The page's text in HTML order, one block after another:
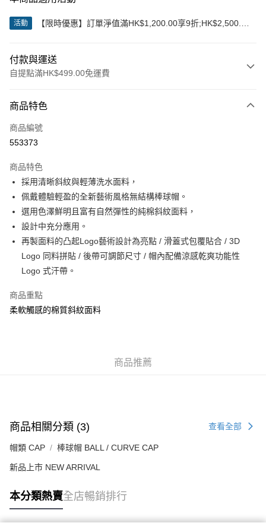
活動
【限時優惠】訂單淨值滿HK$1,200.00享9折;HK$2,500.00
付款與運送
自提點滿HK$499.00免運費
信用卡
Apple Pay
AlipayHK
WeChat Pay
送貨方式
每筆HK$50.00，滿HK$499.00或以上免運費
商品特色
商品編號
553373
商品特色
採用清晰斜紋與輕薄洗水面料，
佩戴體驗輕盈的全新藝術風格無結構棒球帽。
選用色澤鮮明且富有自然彈性的純棉斜紋面料，
設計中充分應用。
再製面料的凸起Logo藝術設計為亮點 / 滑蓋式包覆貼合 / 3D
Logo 同料拼貼 / 後帶可調節尺寸 / 帽內配備涼感乾爽功能性
Logo 式汗帶。
商品重點
柔軟觸感的棉質斜紋面料
商品推薦
商品相關分類 (3) 查看全部
帽類 CAP 棒球帽 BALL / CURVE CAP
新品上市 NEW ARRIVAL
本分類熱賣全店暢銷排行